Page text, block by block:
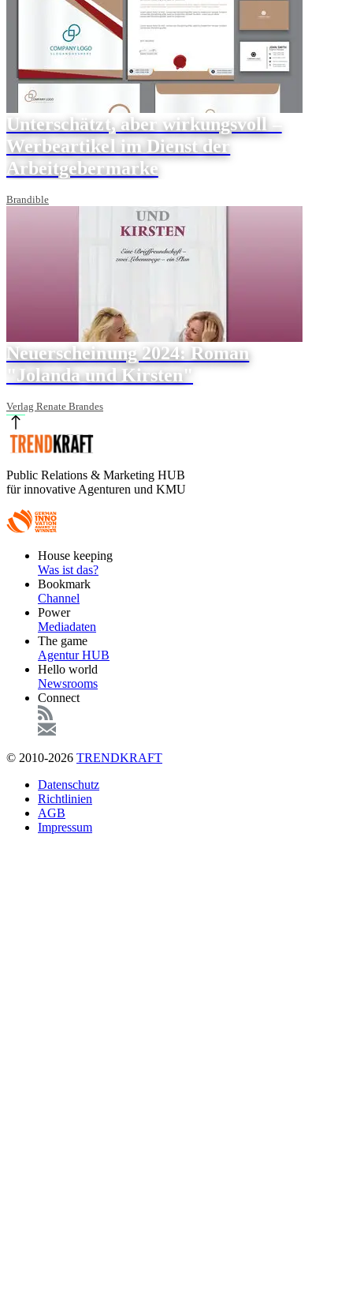
Unterschätzt, aber wirkungsvoll –
Werbeartikel im Dienst der
Arbeitgebermarke
Brandible
Neuerscheinung 2024: Roman
"Jolanda und Kirsten"
Verlag Renate Brandes
Public Relations & Marketing HUB
für innovative Agenturen und KMU
FooterHouse keeping
Was ist das?
Bookmark
Channel
Power
Mediadaten
The game
Agentur HUB
Hello world
Newsrooms
Connect
© 2010-2026 TRENDKRAFT
FußzeileDatenschutz
Richtlinien
AGB
Impressum